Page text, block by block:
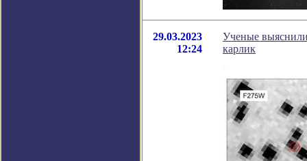
29.03.2023
12:24
Ученые
карлик